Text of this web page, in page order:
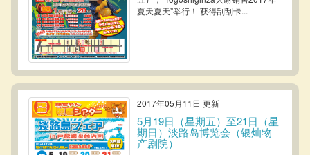
夏天夏天”举行！ 获得刮刮卡...
2017年05月11日 更新
5月19日（星期五）至21日（星
期日）淡路岛博览会（银灿物
产剧院）